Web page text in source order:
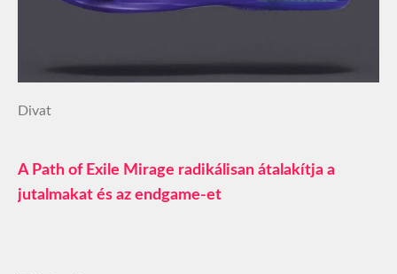
Divat
A Path of Exile Mirage radikálisan átalakítja a
jutalmakat és az endgame-et